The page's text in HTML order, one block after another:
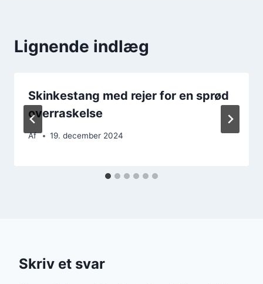
Lignende indlæg
Skinkestang med rejer for en sprød
overraskelse
Af 19. december 2024
Skriv et svar